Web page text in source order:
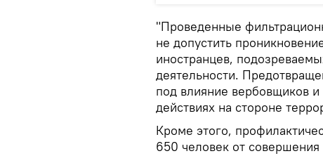
"Проведенные
не допустить
иностранцев,
деятельности.
под влияние вербовщиков
действиях на стороне
Кроме этого,
650 человек от совершения